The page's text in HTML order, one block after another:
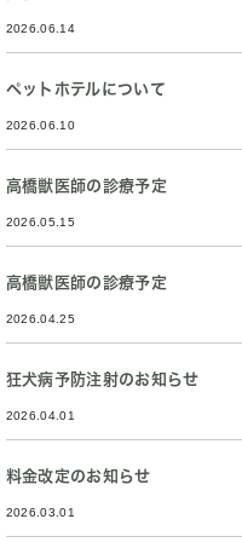
2026.06.14
ペットホテルについて
2026.06.10
高橋獣医師の診療予定
2026.05.15
高橋獣医師の診療予定
2026.04.25
狂犬病予防注射のお知らせ
2026.04.01
料金改定のお知らせ
2026.03.01